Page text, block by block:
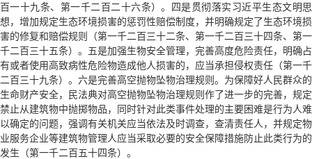
百一十九条、第一千二百二十六条）。四是贯彻落实习近平生态文明思
想，增加规定生态环境损害的惩罚性赔偿制度，并明确规定了生态环境损
害的修复和赔偿规则（第一千二百三十二条、第一千二百三十四条、第一
千二百三十五条）。五是加强生物安全管理，完善高度危险责任，明确占
有或者使用高致病性危险物造成他人损害的，应当承担侵权责任（第一千
二百三十九条）。六是完善高空抛物坠物治理规则。为保障好人民群众的
生命财产安全，民法典对高空抛物坠物治理规则作了进一步的完善，规定
禁止从建筑物中抛掷物品，同时针对此类事件处理的主要困难是行为人难
以确定的问题，强调有关机关应当依法及时调查，查清责任人，并规定物
业服务企业等建筑物管理人应当采取必要的安全保障措施防止此类行为的
发生（第一千二百五十四条）。